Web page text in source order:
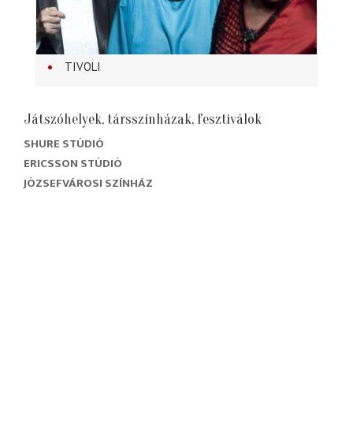
TIVOLI
Játszóhelyek, társszínházak, fesztiválok
SHURE STÚDIÓ
ERICSSON STÚDIÓ
JÓZSEFVÁROSI SZÍNHÁZ